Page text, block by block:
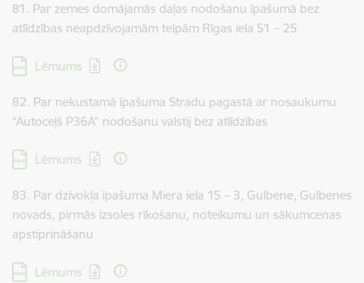
81. Par zemes domājamās daļas nodošanu īpašumā bez
atlīdzības neapdzīvojamām telpām Rīgas iela 51 – 25
Lejupielādēt:
Lēmums
82. Par nekustamā īpašuma Stradu pagastā ar nosaukumu
“Autoceļš P36A” nodošanu valstij bez atlīdzības
Lejupielādēt:
Lēmums
83. Par dzīvokļa īpašuma Miera iela 15 – 3, Gulbene, Gulbenes
novads, pirmās izsoles rīkošanu, noteikumu un sākumcenas
apstiprināšanu
Lejupielādēt:
Lēmums